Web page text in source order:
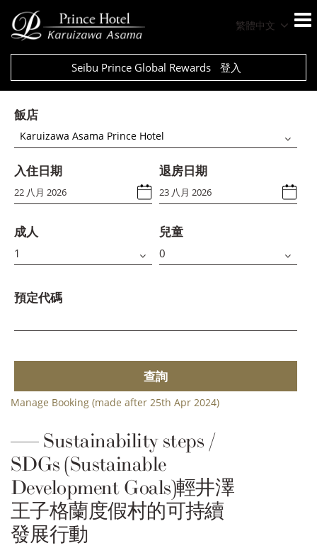
繁體中文
Seibu Prince Global Rewards 登入
飯店
Karuizawa Asama Prince Hotel
入住日期 退房日期
成人 兒童
預定代碼
查詢
Manage Booking (made after 25th Apr 2024)
Sustainability steps /
SDGs (Sustainable
Development Goals)輕井澤
王子格蘭度假村的可持續
發展行動